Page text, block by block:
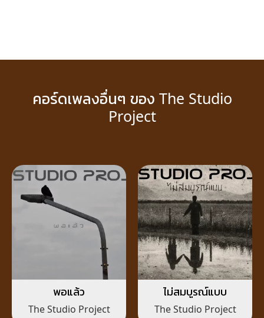
คอร์ดเพลงอื่นๆ ของ The Studio
Project
พอแล้ว
The Studio Project
ไม่สมบูรณ์แบบ
The Studio Project